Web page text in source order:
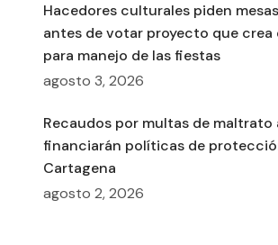
Hacedores culturales piden
antes de votar proyecto que crea
para manejo de las fiestas
agosto 3, 2026
Recaudos por multas de maltrato
financiarán políticas de
Cartagena
agosto 2, 2026